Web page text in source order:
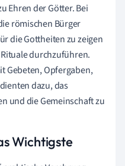
Ehren der Götter. Bei
römischen Bürger
die Gottheiten zu zeigen
durchzuführen.
Gebeten, Opfergaben,
dazu, das
und die Gemeinschaft zu
Wichtigste